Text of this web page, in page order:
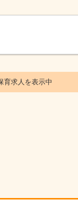
育求人を表示中